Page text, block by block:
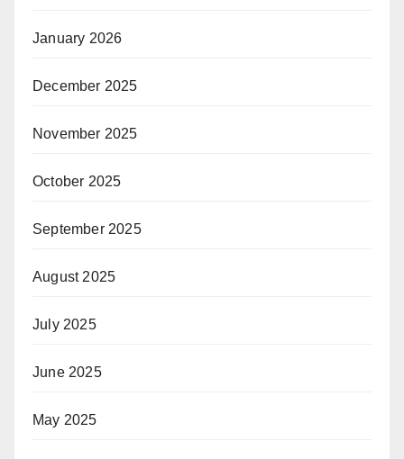
January 2026
December 2025
November 2025
October 2025
September 2025
August 2025
July 2025
June 2025
May 2025